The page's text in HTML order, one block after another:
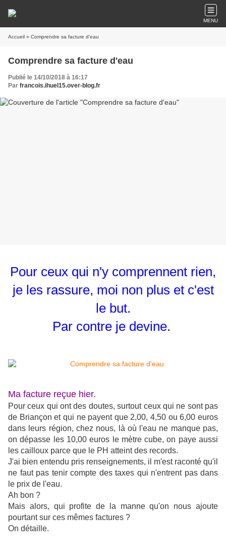
MENU
Accueil » Comprendre sa facture d'eau
Comprendre sa facture d'eau
Publié le 14/10/2018 à 16:17
Par francois.ihuel15.over-blog.fr
Pour ceux qui n'y comprennent rien,
je les rassure, moi non plus et c'est
le but.
Par contre je devine.
Ma facture reçue hier.
Pour ceux qui ont des doutes, surtout ceux qui ne sont pas
de Briançon et qui ne payent que 2,00, 4,50 ou 6,00 euros
dans leurs région, chez nous, là où l'eau ne manque pas,
on dépasse les 10,00 euros le mètre cube, on paye aussi
les cailloux parce que le PH atteint des records.
J'ai bien entendu pris renseignements, il m'est raconté qu'il
ne faut pas tenir compte des taxes qui n'entrent pas dans
le prix de l'eau.
Ah bon ?
Mais alors, qui profite de la manne qu'on nous ajoute
pourtant sur ces mêmes factures ?
On détaille.